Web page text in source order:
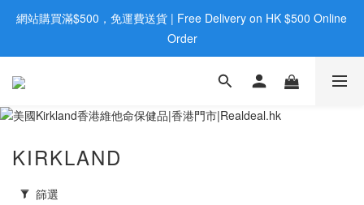
歡迎親臨旺角店購買：旺角弼街20號12樓B  |  RealDeal 保健品 |
WhatsApp 9560 0709
網站購買滿$500，免運費送貨 | Free Delivery on HK $500 Online
Order
歡迎親臨旺角店購買：旺角弼街20號12樓B  |  RealDeal 保健品 |
KIRKLAND
篩選